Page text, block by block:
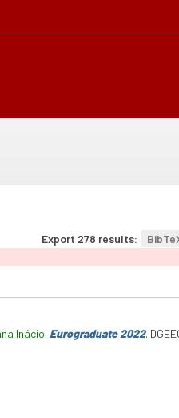
Export 278 results:
Inácio. Eurograduate 2022.